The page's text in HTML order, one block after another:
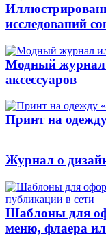
исследований
Модный журнал
аксессуаров
Принт на
Журнал о
Шаблоны для
меню, флаера